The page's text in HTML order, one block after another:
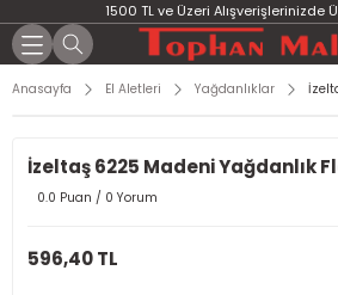
1500 TL ve Üzeri Alışverişlerinizde
Anasayfa El Aletleri Yağdanlıklar
İzeltaş 6225 Madeni Yağdanlık
0.0 Puan / 0 Yorum
596,40 TL